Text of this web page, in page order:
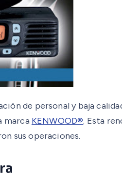
de personal y baja
marca KENWOOD®. Esta
sus operaciones.